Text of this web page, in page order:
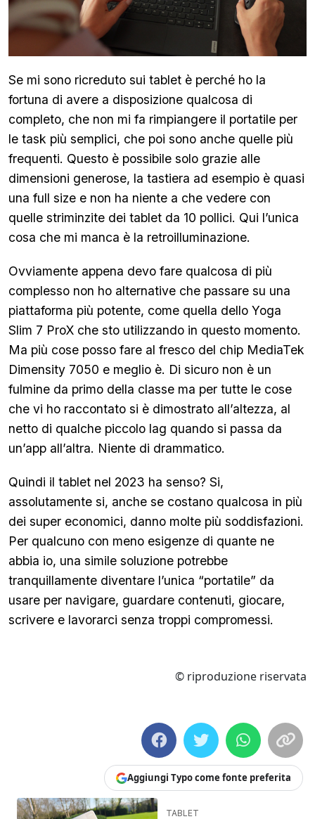
Se mi sono ricreduto sui tablet è perché ho la
fortuna di avere a disposizione qualcosa di
completo, che non mi fa rimpiangere il portatile per
le task più semplici, che poi sono anche quelle più
frequenti. Questo è possibile solo grazie alle
dimensioni generose, la tastiera ad esempio è quasi
una full size e non ha niente a che vedere con
quelle striminzite dei tablet da 10 pollici. Qui l’unica
cosa che mi manca è la retroilluminazione.
Ovviamente appena devo fare qualcosa di più
complesso non ho alternative che passare su una
piattaforma più potente, come quella dello Yoga
Slim 7 ProX che sto utilizzando in questo momento.
Ma più cose posso fare al fresco del chip MediaTek
Dimensity 7050 e meglio è. Di sicuro non è un
fulmine da primo della classe ma per tutte le cose
che vi ho raccontato si è dimostrato all’altezza, al
netto di qualche piccolo lag quando si passa da
un’app all’altra. Niente di drammatico.
Quindi il tablet nel 2023 ha senso? Si,
assolutamente si, anche se costano qualcosa in più
dei super economici, danno molte più soddisfazioni.
Per qualcuno con meno esigenze di quante ne
abbia io, una simile soluzione potrebbe
tranquillamente diventare l’unica “portatile” da
usare per navigare, guardare contenuti, giocare,
scrivere e lavorarci senza troppi compromessi.
© riproduzione riservata
Aggiungi Typo come fonte preferita
TABLET